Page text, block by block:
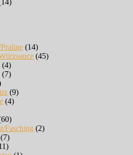
(14)
(45)
(4)
(7)
(9)
(4)
Fasching (2)